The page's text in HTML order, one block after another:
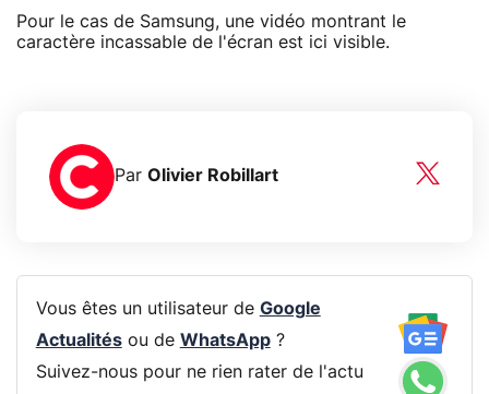
Pour le cas de Samsung, une vidéo montrant le
caractère incassable de l'écran est ici visible.
Par Olivier Robillart
Vous êtes un utilisateur de Google
Actualitésou de WhatsApp?
Suivez-nous pour ne rien rater de l'actu